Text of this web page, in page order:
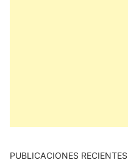
PUBLICACIONES RECIENTES